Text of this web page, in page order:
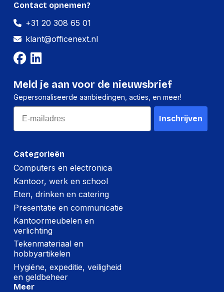
Categorieën
Computers en electronica
Kantoor, werk en school
Eten, drinken en catering
Presentatie en communicatie
Kantoormeubelen en
verlichting
Tekenmateriaal en
hobbyartikelen
Hygiëne, expeditie, veiligheid
en geldbeheer
Meer
Contact opnemen?
+31 20 308 65 01
klant@officenext.nl
Meld je aan voor de nieuwsbrief
Gepersonaliseerde aanbiedingen, acties, en meer!
Email
Inschrijven